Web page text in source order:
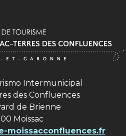
Intermunicipal
des Confluences
de Brienne
Moissac
moissacconfluences.fr